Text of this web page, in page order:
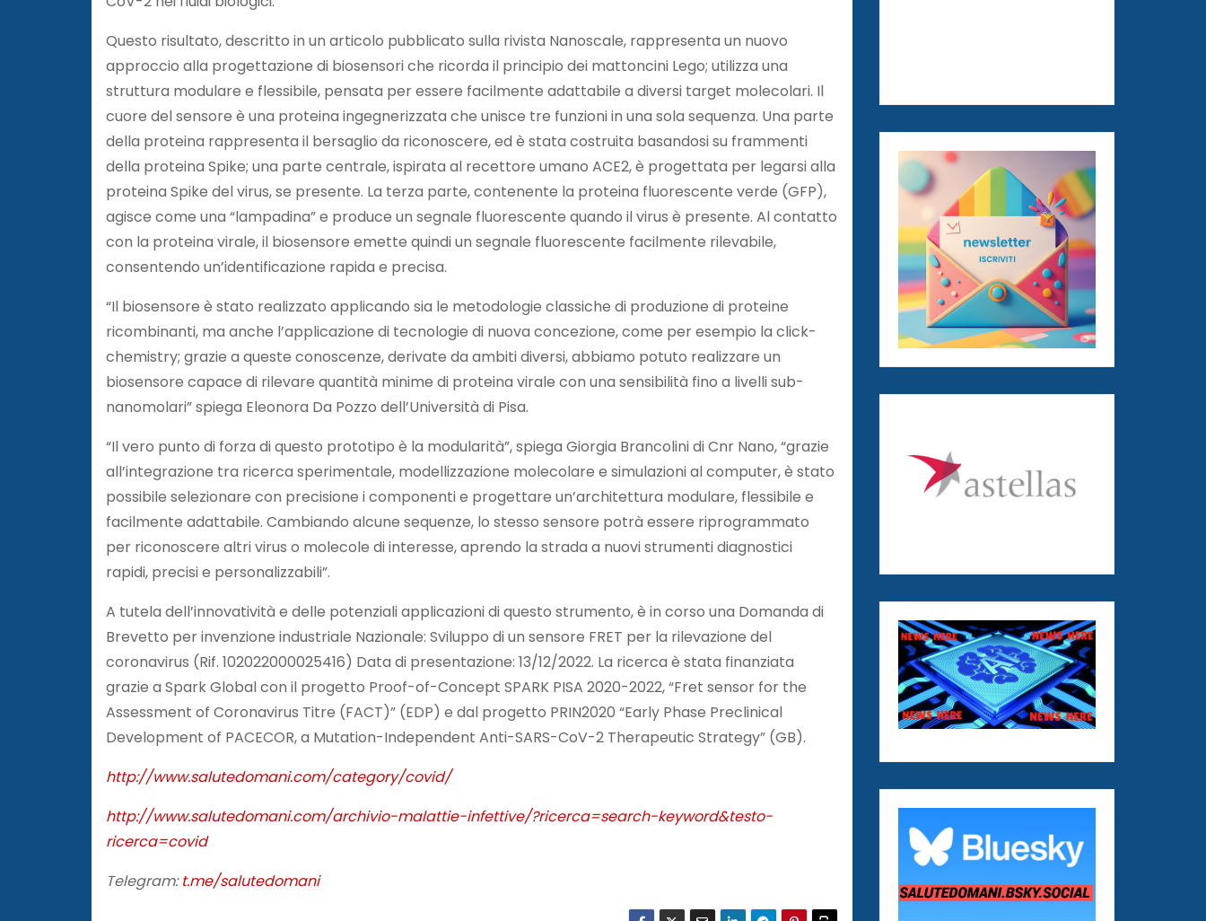
Questo risultato, descritto in un articolo pubblicato sulla rivista Nanoscale, rappresenta un nuovo
approccio alla progettazione di biosensori che ricorda il principio dei mattoncini Lego; utilizza una
struttura modulare e flessibile, pensata per essere facilmente adattabile a diversi target molecolari. Il
cuore del sensore è una proteina ingegnerizzata che unisce tre funzioni in una sola sequenza. Una parte
della proteina rappresenta il bersaglio da riconoscere, ed è stata costruita basandosi su frammenti
della proteina Spike; una parte centrale, ispirata al recettore umano ACE2, è progettata per legarsi alla
proteina Spike del virus, se presente. La terza parte, contenente la proteina fluorescente verde (GFP),
agisce come una “lampadina” e produce un segnale fluorescente quando il virus è presente. Al contatto
con la proteina virale, il biosensore emette quindi un segnale fluorescente facilmente rilevabile,
consentendo un’identificazione rapida e precisa.
“Il biosensore è stato realizzato applicando sia le metodologie classiche di produzione di proteine
ricombinanti, ma anche l’applicazione di tecnologie di nuova concezione, come per esempio la click-
chemistry; grazie a queste conoscenze, derivate da ambiti diversi, abbiamo potuto realizzare un
biosensore capace di rilevare quantità minime di proteina virale con una sensibilità fino a livelli sub-
nanomolari” spiega Eleonora Da Pozzo dell’Università di Pisa.
“Il vero punto di forza di questo prototipo è la modularità”, spiega Giorgia Brancolini di Cnr Nano, “grazie
all’integrazione tra ricerca sperimentale, modellizzazione molecolare e simulazioni al computer, è stato
possibile selezionare con precisione i componenti e progettare un’architettura modulare, flessibile e
facilmente adattabile. Cambiando alcune sequenze, lo stesso sensore potrà essere riprogrammato
per riconoscere altri virus o molecole di interesse, aprendo la strada a nuovi strumenti diagnostici
rapidi, precisi e personalizzabili”.
A tutela dell’innovatività e delle potenziali applicazioni di questo strumento, è in corso una Domanda di
Brevetto per invenzione industriale Nazionale: Sviluppo di un sensore FRET per la rilevazione del
coronavirus (Rif. 102022000025416) Data di presentazione: 13/12/2022. La ricerca è stata finanziata
grazie a Spark Global con il progetto Proof-of-Concept SPARK PISA 2020-2022, “Fret sensor for the
Assessment of Coronavirus Titre (FACT)” (EDP) e dal progetto PRIN2020 “Early Phase Preclinical
Development of PACECOR, a Mutation-Independent Anti-SARS-CoV-2 Therapeutic Strategy” (GB).
http://www.salutedomani.com/category/covid/
http://www.salutedomani.com/archivio-malattie-infettive/?ricerca=search-keyword&testo-
ricerca=covid
Telegram:t.me/salutedomani